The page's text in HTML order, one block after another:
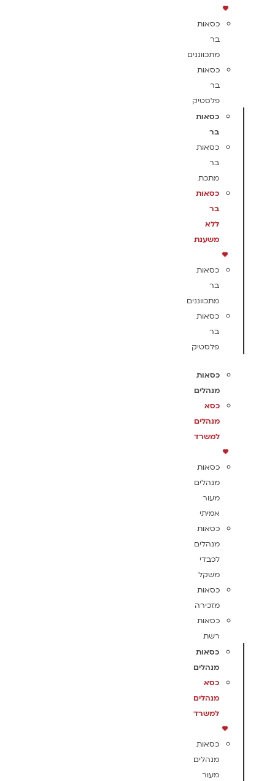
כסאות
בר
מתכווננים
כסאות
בר
פלסטיק
כסאות
בר
כסאות
בר
מתכת
כסאות
בר
ללא
משענת
כסאות
בר
מתכווננים
כסאות
בר
פלסטיק
כסאות
מנהלים
כסא
מנהלים
למשרד
כסאות
מנהלים
מעור
אמיתי
כסאות
מנהלים
לכבדי
משקל
כסאות
מזכירה
כסאות
רשת
כסאות
מנהלים
כסא
מנהלים
למשרד
כסאות
מנהלים
מעור